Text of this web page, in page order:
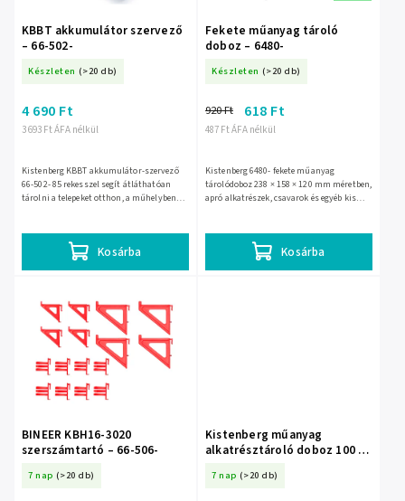
KBBT akkumulátor szervező
– 66-502-
Készleten (>20 db)
3 693 Ft ÁFA nélkül
4 690 Ft
Kosárba
Kistenberg KBBT akkumulátor-szervező
66-502- 85 rekesszel segít átláthatóan
tárolni a telepeket otthon, a műhelyben
Fekete műanyag tároló
doboz – 6480-
Készleten (>20 db)
487 Ft ÁFA nélkül
920 Ft 618 Ft
Kosárba
Kistenberg 6480- fekete műanyag
tárolódoboz 238 × 158 × 120 mm méretben,
apró alkatrészek, csavarok és egyéb kis
BINEER KBH16-3020
szerszámtartó – 66-506-
7 nap (>20 db)
Kistenberg műanyag
alkatrésztároló doboz 100 ×
7 nap (>20 db)